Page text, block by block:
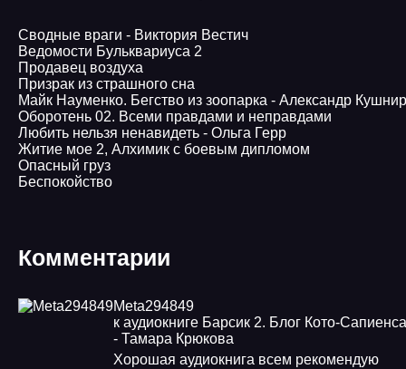
Сводные враги - Виктория Вестич
Ведомости Бульквариуса 2
Продавец воздуха
Призрак из страшного сна
Майк Науменко. Бегство из зоопарка - Александр Кушнир
Оборотень 02. Всеми правдами и неправдами
Любить нельзя ненавидеть - Ольга Герр
Житие мое 2, Алхимик с боевым дипломом
Опасный груз
Беспокойство
Комментарии
Meta294849
к аудиокниге Барсик 2. Блог Кото-Сапиенса
- Тамара Крюкова
Хорошая аудиокнига всем рекомендую